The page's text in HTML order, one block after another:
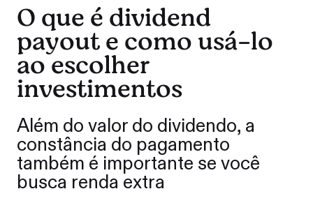
O que é dividend
payout e como usá-lo
ao escolher
investimentos
Além do valor do dividendo, a
constância do pagamento
também é importante se você
busca renda extra